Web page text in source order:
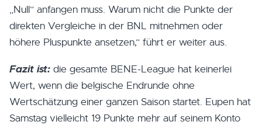
„Null“ anfangen muss. Warum nicht die Punkte der
direkten Vergleiche in der BNL mitnehmen oder
höhere Pluspunkte ansetzen,“ führt er weiter aus.
Fazit ist: die gesamte BENE-League hat keinerlei
Wert, wenn die belgische Endrunde ohne
Wertschätzung einer ganzen Saison startet. Eupen hat
Samstag vielleicht 19 Punkte mehr auf seinem Konto